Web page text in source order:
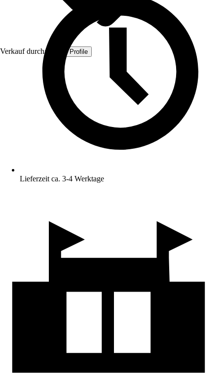
Verkauf durch: Quest Profile
Lieferzeit ca. 3-4 Werktage